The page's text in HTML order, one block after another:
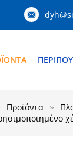
Προϊόντα